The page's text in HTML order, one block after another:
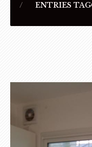
ENTRIES